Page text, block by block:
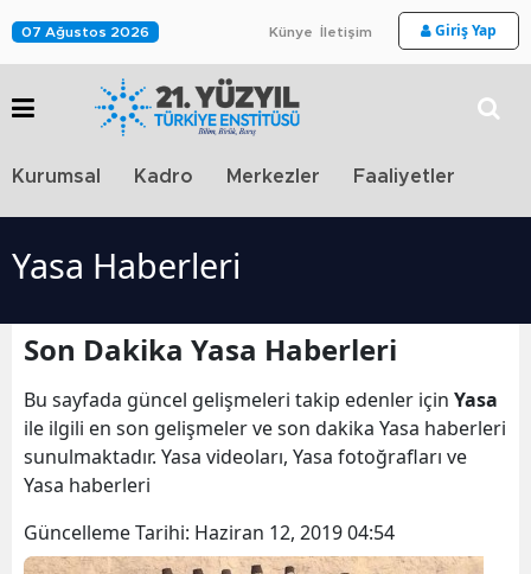
07 Ağustos 2026 Künye İletişim Giriş Yap
Kurumsal Kadro Merkezler Faaliyetler
Yasa Haberleri
Son Dakika Yasa Haberleri
Bu sayfada güncel gelişmeleri takip edenler için Yasa
ile ilgili en son gelişmeler ve son dakika Yasa haberleri
sunulmaktadır. Yasa videoları, Yasa fotoğrafları ve
Yasa haberleri
Güncelleme Tarihi: Haziran 12, 2019 04:54